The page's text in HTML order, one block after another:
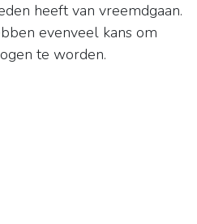
heeft van vreemdgaan.
evenveel kans om
te worden.